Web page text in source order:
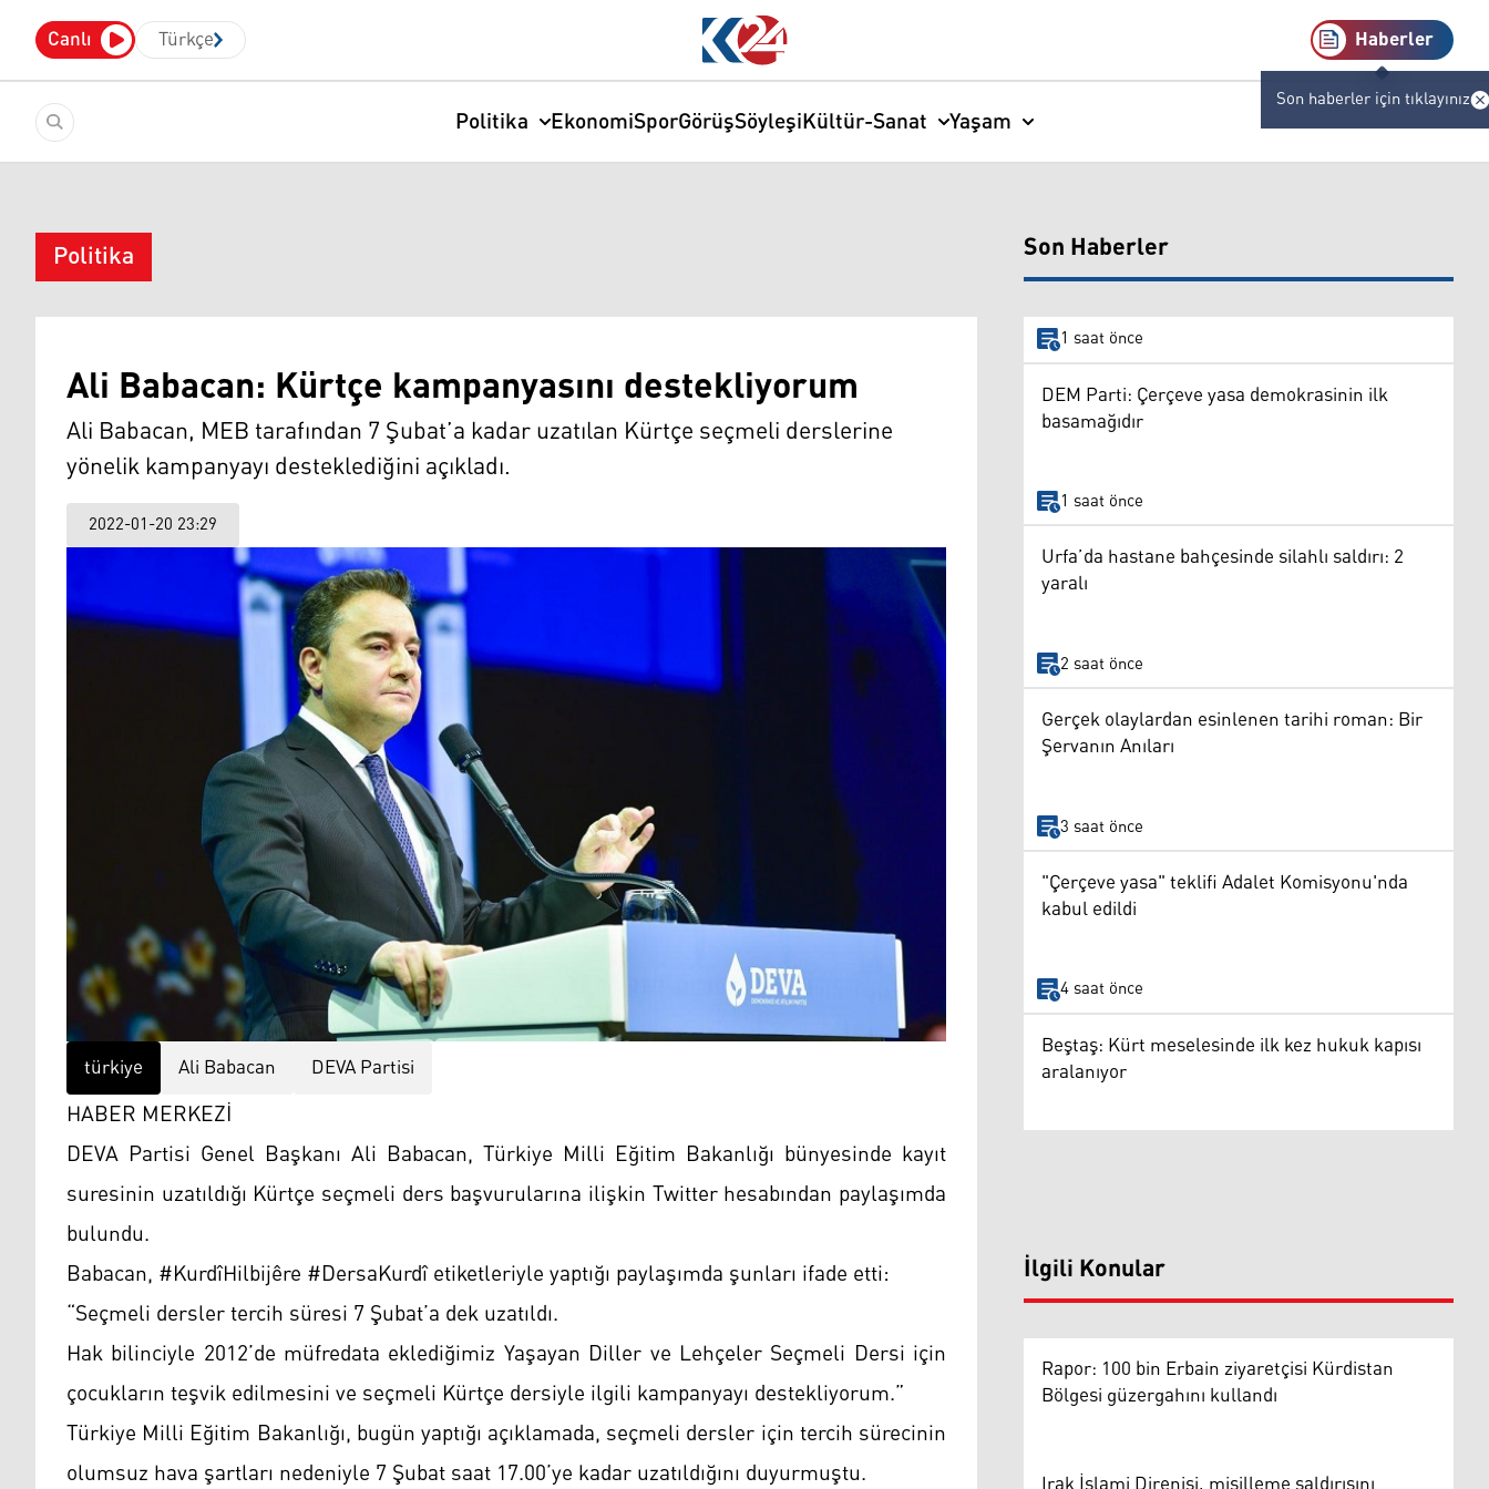
Canlı Türkçe Haberler
Son haberler için tıklayınız
Politika EkonomiSporGörüşSöyleşiKültür-Sanat Yaşam
Politika
Ali Babacan: Kürtçe kampanyasını destekliyorum
Ali Babacan, MEB tarafından 7 Şubat’a kadar uzatılan Kürtçe seçmeli derslerine
yönelik kampanyayı desteklediğini açıkladı.
2022-01-20 23:29
türkiye Ali Babacan DEVA Partisi
HABER MERKEZİ
DEVA Partisi Genel Başkanı Ali Babacan, Türkiye Milli Eğitim Bakanlığı bünyesinde kayıt
suresinin uzatıldığı Kürtçe seçmeli ders başvurularına ilişkin Twitter hesabından paylaşımda
bulundu.
Babacan, #KurdîHilbijêre #DersaKurdî etiketleriyle yaptığı paylaşımda şunları ifade etti:
“Seçmeli dersler tercih süresi 7 Şubat’a dek uzatıldı.
Hak bilinciyle 2012’de müfredata eklediğimiz Yaşayan Diller ve Lehçeler Seçmeli Dersi için
çocukların teşvik edilmesini ve seçmeli Kürtçe dersiyle ilgili kampanyayı destekliyorum.”
Türkiye Milli Eğitim Bakanlığı, bugün yaptığı açıklamada, seçmeli dersler için tercih sürecinin
olumsuz hava şartları nedeniyle 7 Şubat saat 17.00’ye kadar uzatıldığını duyurmuştu.
Son Haberler
1 saat önce
DEM Parti: Çerçeve yasa demokrasinin ilk
basamağıdır
1 saat önce
Urfa’da hastane bahçesinde silahlı saldırı: 2
yaralı
2 saat önce
Gerçek olaylardan esinlenen tarihi roman: Bir
Şervanın Anıları
3 saat önce
"Çerçeve yasa" teklifi Adalet Komisyonu'nda
kabul edildi
4 saat önce
Beştaş: Kürt meselesinde ilk kez hukuk kapısı
aralanıyor
İlgili Konular
Rapor: 100 bin Erbain ziyaretçisi Kürdistan
Bölgesi güzergahını kullandı